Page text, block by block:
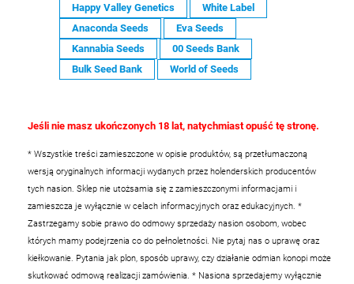
Happy Valley Genetics
White Label
Anaconda Seeds
Eva Seeds
Kannabia Seeds
00 Seeds Bank
Bulk Seed Bank
World of Seeds
Jeśli nie masz ukończonych 18 lat, natychmiast opuść tę stronę.
* Wszystkie treści zamieszczone w opisie produktów, są przetłumaczoną
wersją oryginalnych informacji wydanych przez holenderskich producentów
tych nasion. Sklep nie utożsamia się z zamieszczonymi informacjami i
zamieszcza je wyłącznie w celach informacyjnych oraz edukacyjnych. *
Zastrzegamy sobie prawo do odmowy sprzedaży nasion osobom, wobec
których mamy podejrzenia co do pełnoletności. Nie pytaj nas o uprawę oraz
kiełkowanie. Pytania jak plon, sposób uprawy, czy działanie odmian konopi może
skutkować odmową realizacji zamówienia. * Nasiona sprzedajemy wyłącznie